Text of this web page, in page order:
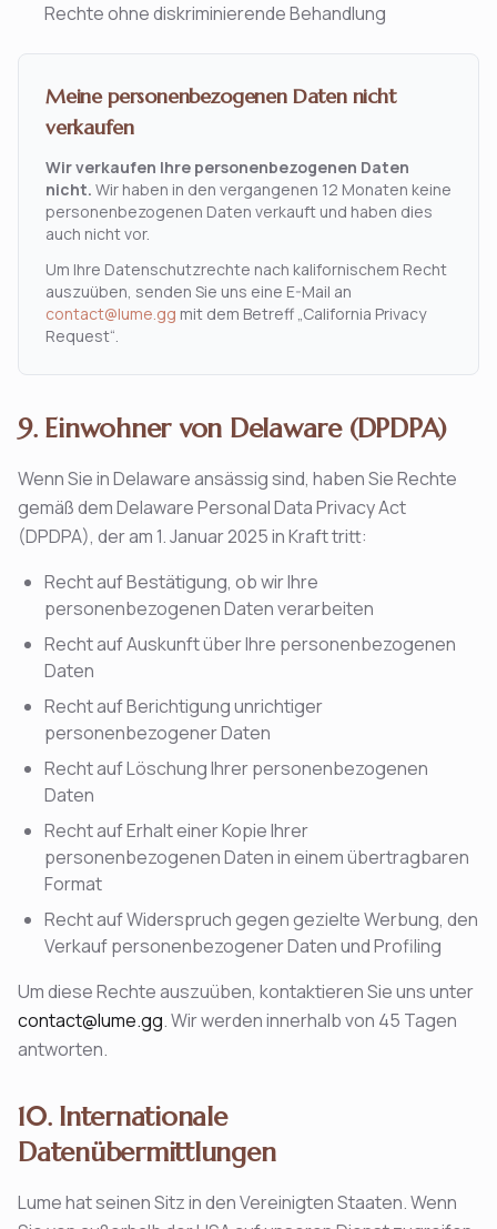
Rechte ohne diskriminierende Behandlung
Meine personenbezogenen Daten nicht
verkaufen
Wir verkaufen Ihre personenbezogenen Daten
nicht. Wir haben in den vergangenen 12 Monaten keine
personenbezogenen Daten verkauft und haben dies
auch nicht vor.
Um Ihre Datenschutzrechte nach kalifornischem Recht
auszuüben, senden Sie uns eine E-Mail an
contact@lume.gg mit dem Betreff „California Privacy
Request“.
9. Einwohner von Delaware (DPDPA)
Wenn Sie in Delaware ansässig sind, haben Sie Rechte
gemäß dem Delaware Personal Data Privacy Act
(DPDPA), der am 1. Januar 2025 in Kraft tritt:
Recht auf Bestätigung, ob wir Ihre
personenbezogenen Daten verarbeiten
Recht auf Auskunft über Ihre personenbezogenen
Daten
Recht auf Berichtigung unrichtiger
personenbezogener Daten
Recht auf Löschung Ihrer personenbezogenen
Daten
Recht auf Erhalt einer Kopie Ihrer
personenbezogenen Daten in einem übertragbaren
Format
Recht auf Widerspruch gegen gezielte Werbung, den
Verkauf personenbezogener Daten und Profiling
Um diese Rechte auszuüben, kontaktieren Sie uns unter
contact@lume.gg. Wir werden innerhalb von 45 Tagen
antworten.
10. Internationale
Datenübermittlungen
Lume hat seinen Sitz in den Vereinigten Staaten. Wenn